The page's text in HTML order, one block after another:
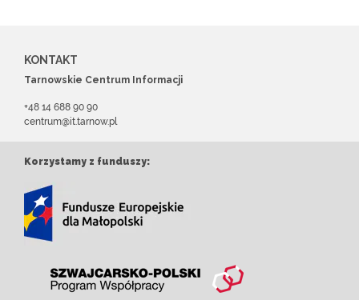
KONTAKT
Tarnowskie Centrum Informacji
+48 14 688 90 90
centrum@it.tarnow.pl
Korzystamy z funduszy: